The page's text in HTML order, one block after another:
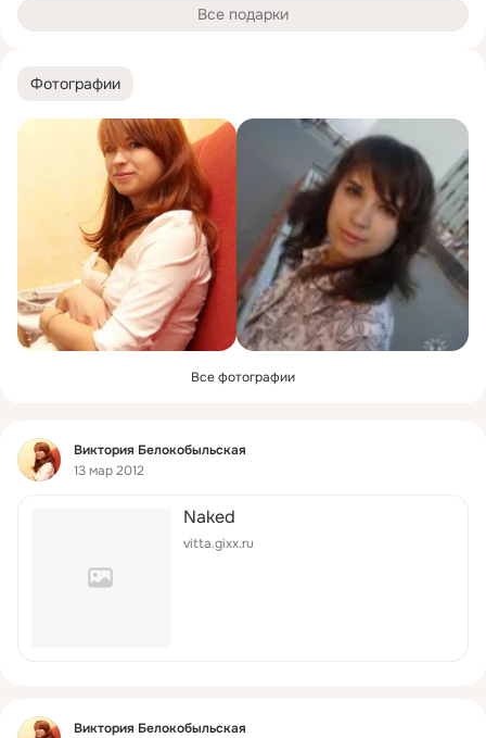
Фотографии
Все фотографии
Фид
Виктория Белокобыльская
13 мар 2012
Naked
vitta.gixx.ru
Фид
Виктория Белокобыльская
Все подарки